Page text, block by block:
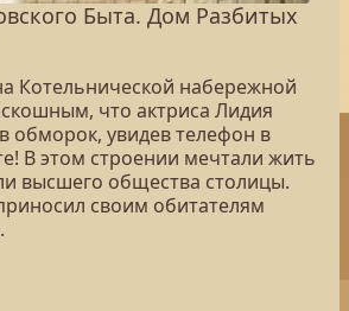
Быта. Дом Разбитых
Котельнической набережной
что актриса Лидия
обморок, увидев телефон в
В этом строении мечтали жить
высшего общества столицы.
своим обитателям